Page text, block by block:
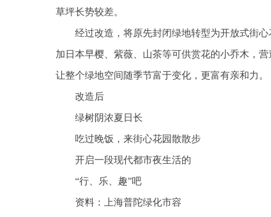
草坪长势较差。
经过改造，将原先封闭绿地转型为开放式街
加日本早樱、紫薇、山茶等可供赏花的小乔木，
让整个绿地空间随季节富于变化，更富有亲和力。
改造后
绿树阴浓夏日长
吃过晚饭，来街心花园散散步
开启一段现代都市夜生活的
“行、乐、趣”吧
资料：上海普陀绿化市容